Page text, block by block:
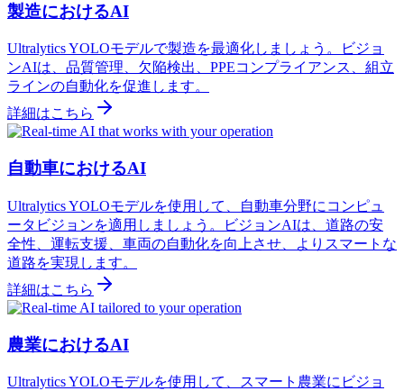
製造におけるAI
Ultralytics YOLOモデルで製造を最適化しましょう。ビジョ
ンAIは、品質管理、欠陥検出、PPEコンプライアンス、組立
ラインの自動化を促進します。
詳細はこちら
自動車におけるAI
Ultralytics YOLOモデルを使用して、自動車分野にコンピュ
ータビジョンを適用しましょう。ビジョンAIは、道路の安
全性、運転支援、車両の自動化を向上させ、よりスマートな
道路を実現します。
詳細はこちら
農業におけるAI
Ultralytics YOLOモデルを使用して、スマート農業にビジョ